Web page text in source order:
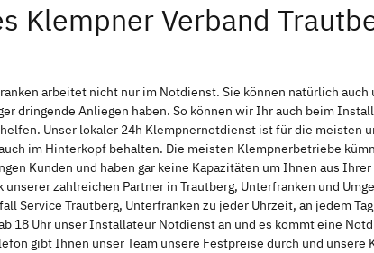
Klempner Verband
arbeitet nicht nur im Notdienst. Sie können natürlich auch
dringende Anliegen haben. So können wir Ihr auch beim
Unser lokaler 24h Klempnernotdienst ist für die meisten
im Hinterkopf behalten. Die meisten Klempnerbetriebe
Kunden und haben gar keine Kapazitäten um Ihnen aus Ihrer
zahlreichen Partner in Trautberg, Unterfranken und
Service Trautberg, Unterfranken zu jeder Uhrzeit, an jedem
18 Uhr unser Installateur Notdienst an und es kommt eine
gibt Ihnen unser Team unsere Festpreise durch und unsere